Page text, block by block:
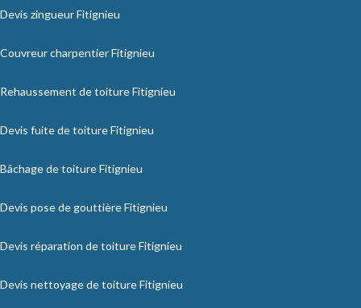
Devis zingueur Fitignieu
Couvreur charpentier Fitignieu
Rehaussement de toiture Fitignieu
Devis fuite de toiture Fitignieu
Bâchage de toiture Fitignieu
Devis pose de gouttière Fitignieu
Devis réparation de toiture Fitignieu
Devis nettoyage de toiture Fitignieu